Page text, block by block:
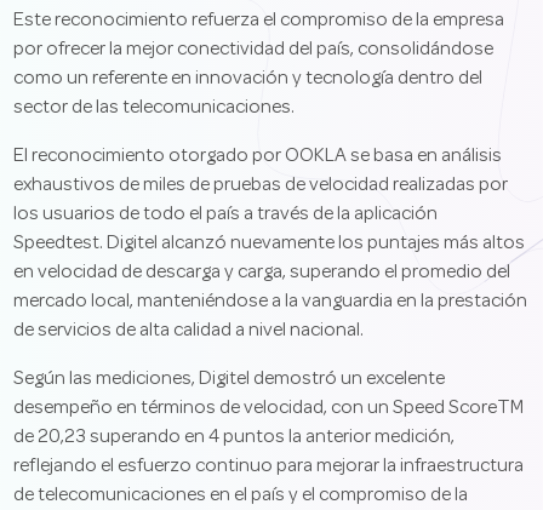
Este reconocimiento refuerza el compromiso de la empresa
por ofrecer la mejor conectividad del país, consolidándose
como un referente en innovación y tecnología dentro del
sector de las telecomunicaciones.
El reconocimiento otorgado por OOKLA se basa en análisis
exhaustivos de miles de pruebas de velocidad realizadas por
los usuarios de todo el país a través de la aplicación
Speedtest. Digitel alcanzó nuevamente los puntajes más altos
en velocidad de descarga y carga, superando el promedio del
mercado local, manteniéndose a la vanguardia en la prestación
de servicios de alta calidad a nivel nacional.
Según las mediciones, Digitel demostró un excelente
desempeño en términos de velocidad, con un Speed ScoreTM
de 20,23 superando en 4 puntos la anterior medición,
reflejando el esfuerzo continuo para mejorar la infraestructura
de telecomunicaciones en el país y el compromiso de la